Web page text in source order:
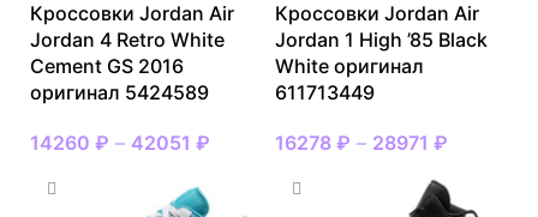
Кроссовки Jordan Air
Jordan 4 Retro White
Cement GS 2016
оригинал 5424589
14260 ₽ – 42051 ₽
Кроссовки Jordan Air
Jordan 1 High ’85 Black
White оригинал
611713449
16278 ₽ – 28971 ₽